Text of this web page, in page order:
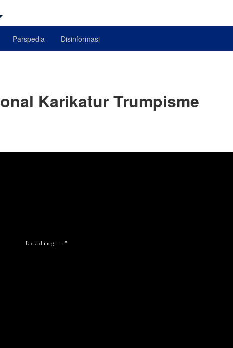
Parspedia Disinformasi
Karikatur Trumpisme